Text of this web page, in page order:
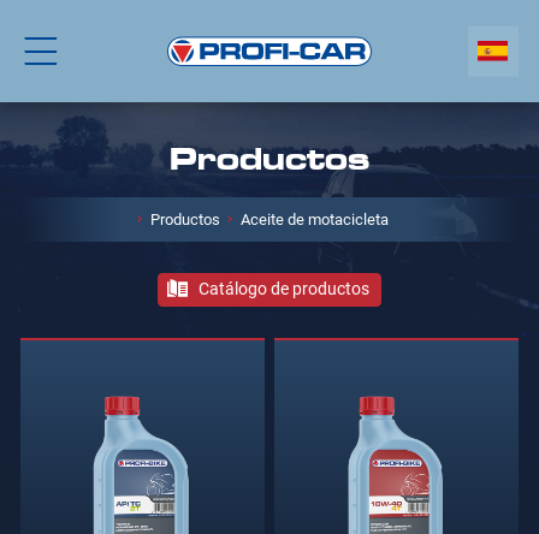
Productos
Productos Aceite de motacicleta
Catálogo de productos